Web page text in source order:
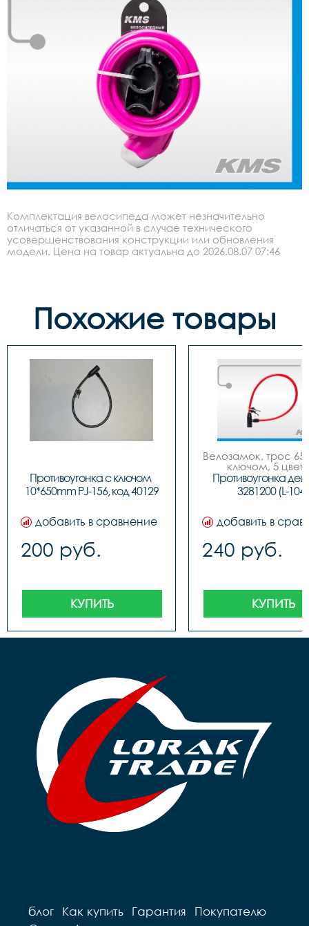
Комплектация велосипеда может незначительно
отличаться от указанной в случае технического
усовершенствования конструкции или обновления
модели. Цена на товар актуальна до 2026.08.07 07:46
Похожие товары
Противоугонка с ключом
10*650mm PJ-156, код 40129
добавить в сравнение
200 руб.
КУПИТЬ
Велозамок, трос
ключом, 5
Противоугонка
3281200 (L-104)
добавить в
240 руб.
КУПИТЬ
блог Как купить Гарантия
Покупателю